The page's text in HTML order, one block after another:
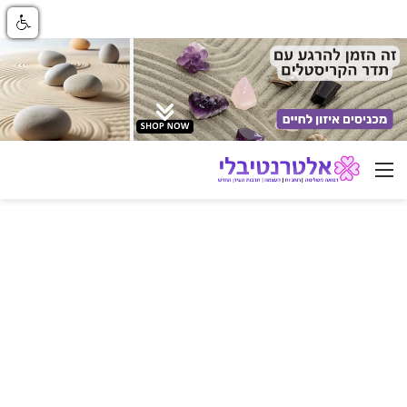
ניווט באתר